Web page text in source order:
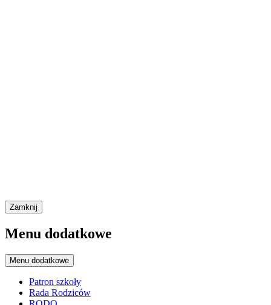
Zamknij
Menu dodatkowe
Menu dodatkowe
Patron szkoły
Rada Rodziców